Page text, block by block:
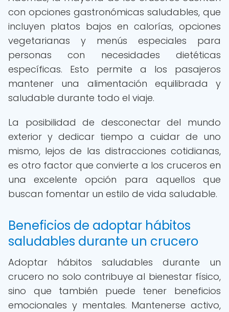
con opciones gastronómicas saludables, que
incluyen platos bajos en calorías, opciones
vegetarianas y menús especiales para
personas con necesidades dietéticas
específicas. Esto permite a los pasajeros
mantener una alimentación equilibrada y
saludable durante todo el viaje.
La posibilidad de desconectar del mundo
exterior y dedicar tiempo a cuidar de uno
mismo, lejos de las distracciones cotidianas,
es otro factor que convierte a los cruceros en
una excelente opción para aquellos que
buscan fomentar un estilo de vida saludable.
Beneficios de adoptar hábitos
saludables durante un crucero
Adoptar hábitos saludables durante un
crucero no solo contribuye al bienestar físico,
sino que también puede tener beneficios
emocionales y mentales. Mantenerse activo,